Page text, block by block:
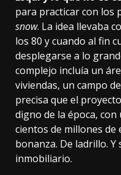
para practicar con los
snow. La idea llevaba
los 80 y cuando al fin
desplegarse a lo
complejo incluía un
viviendas, un campo
precisa que el
digno de la época,
cientos de millones de
bonanza. De ladrillo.
inmobiliario.